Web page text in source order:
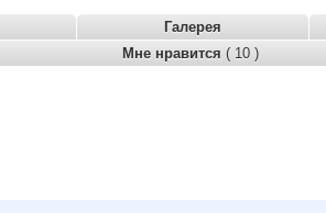
Галерея
Мне нравится ( 10 )